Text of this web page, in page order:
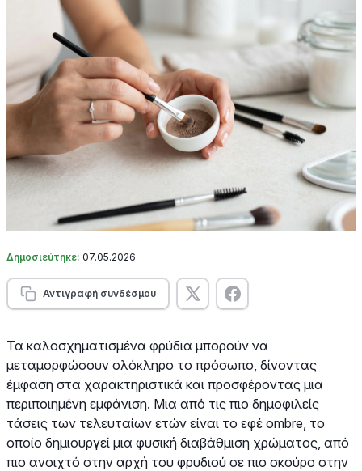
Δημοσιεύτηκε: 07.05.2026
Αντιγραφή συνδέσμου
Τα καλοσχηματισμένα φρύδια μπορούν να
μεταμορφώσουν ολόκληρο το πρόσωπο, δίνοντας
έμφαση στα χαρακτηριστικά και προσφέροντας μια
περιποιημένη εμφάνιση. Μια από τις πιο δημοφιλείς
τάσεις των τελευταίων ετών είναι το εφέ ombre, το
οποίο δημιουργεί μια φυσική διαβάθμιση χρώματος, από
πιο ανοιχτό στην αρχή του φρυδιού σε πιο σκούρο στην